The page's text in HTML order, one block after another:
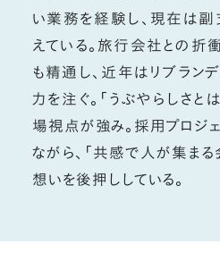
い業務を経験し、現在は
えている。旅行会社との折
も精通し、近年はリブラン
力を注ぐ。「うぶやらしさと
場視点が強み。採用プロジ
ながら、「共感で人が集まる
想いを後押ししている。